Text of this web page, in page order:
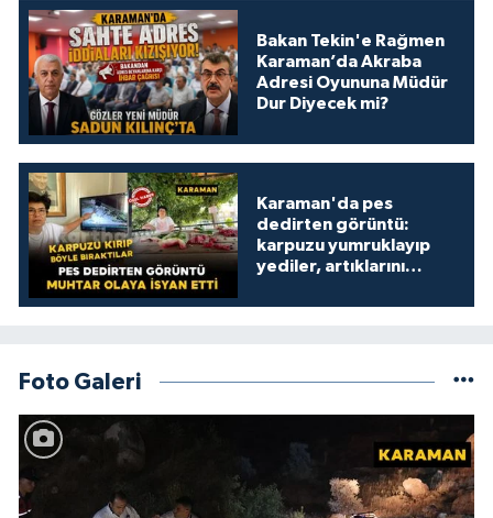
Bakan Tekin'e Rağmen
Karaman’da Akraba
Adresi Oyununa Müdür
Dur Diyecek mi?
Karaman'da pes
dedirten görüntü:
karpuzu yumruklayıp
yediler, artıklarını
Foto Galeri